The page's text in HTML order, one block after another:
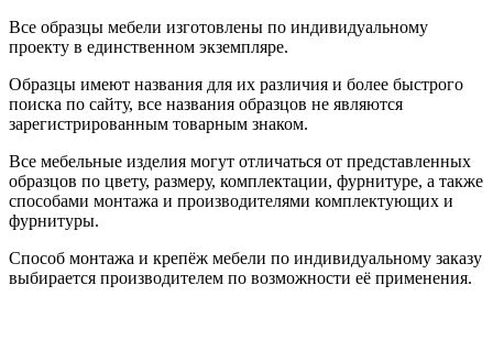
Все образцы мебели изготовлены по индивидуальному
проекту в единственном экземпляре.
Образцы имеют названия для их различия и более быстрого
поиска по сайту, все названия образцов не являются
зарегистрированным товарным знаком.
Все мебельные изделия могут отличаться от представленных
образцов по цвету, размеру, комплектации, фурнитуре, а также
способами монтажа и производителями комплектующих и
фурнитуры.
Способ монтажа и крепёж мебели по индивидуальному заказу
выбирается производителем по возможности её применения.